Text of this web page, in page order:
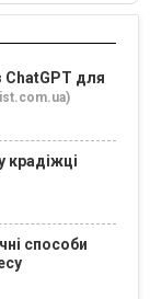
ChatGPT для
крадіжці
способи